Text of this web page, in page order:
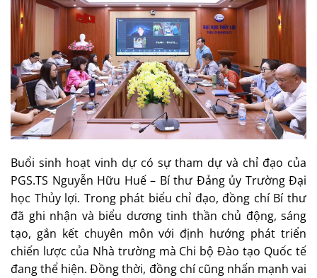
Buổi sinh hoạt vinh dự có sự tham dự và chỉ đạo của
PGS.TS Nguyễn Hữu Huế – Bí thư Đảng ủy Trường Đại
học Thủy lợi. Trong phát biểu chỉ đạo, đồng chí Bí thư
đã ghi nhận và biểu dương tinh thần chủ động, sáng
tạo, gắn kết chuyên môn với định hướng phát triển
chiến lược của Nhà trường mà Chi bộ Đào tạo Quốc tế
đang thể hiện. Đồng thời, đồng chí cũng nhấn mạnh vai